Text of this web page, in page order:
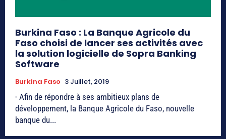
Burkina Faso : La Banque Agricole du
Faso choisi de lancer ses activités avec
la solution logicielle de Sopra Banking
Software
Burkina Faso 3 Juillet, 2019
- Afin de répondre à ses ambitieux plans de
développement, la Banque Agricole du Faso, nouvelle
banque du...